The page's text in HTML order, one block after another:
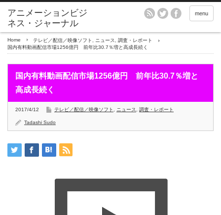
アニメーションビジ
ネス・ジャーナル
menu
Home テレビ／配信／映像ソフト ニュース
調査・レポート
国内有料動画配信市場1256億円 前年比30.7％増と高成長続く
国内有料動画配信市場1256億円 前年比30.7％増と
高成長続く
2017/4/12 テレビ／配信／映像ソフト ニュース 調査・レポート
Tadashi Sudo